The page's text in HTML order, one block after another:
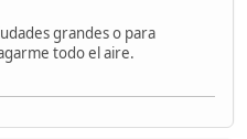
grandes o para
todo el aire.